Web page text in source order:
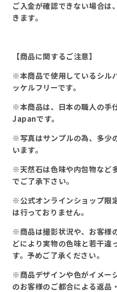
ご入金が確認できない場合は
きます。
【商品に関するご注意】
※本商品で使用しているシル
ッケルフリーです。
※本商品は、日本の職人の手
Japanです。
※写真はサンプルの為、多少
います。
※天然石は色味や内包物など
でご了承下さい。
※公式オンラインショップ限
は行っておりません。
※商品は撮影状況や、お客様
どにより実物の色味と若干違
す。予めご了承ください。
※商品デザインや色がイメー
のお客様のご都合による返品